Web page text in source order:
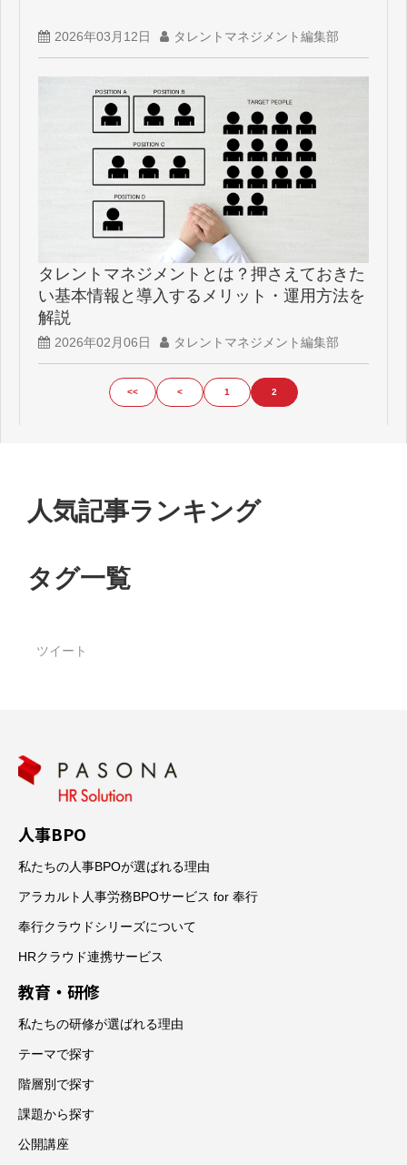
2026年03月12日 タレントマネジメント編集部
タレントマネジメントとは？押さえておきた
い基本情報と導入するメリット・運用方法を
解説
2026年02月06日 タレントマネジメント編集部
<< < 1 2
人気記事ランキング
タグ一覧
ツイート
人事BPO
私たちの人事BPOが選ばれる理由
アラカルト人事労務BPOサービス for 奉行
奉行クラウドシリーズについて
HRクラウド連携サービス
教育・研修
私たちの研修が選ばれる理由
テーマで探す
階層別で探す
課題から探す
公開講座